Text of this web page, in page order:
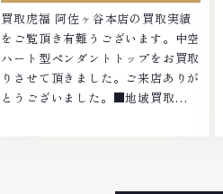
買取虎福 阿佐ヶ谷本店の買取実績
をご覧頂き有難うございます。中空
ハート型ペンダントトップをお買取
りさせて頂きました。ご来店ありが
とうございました。■地域買取